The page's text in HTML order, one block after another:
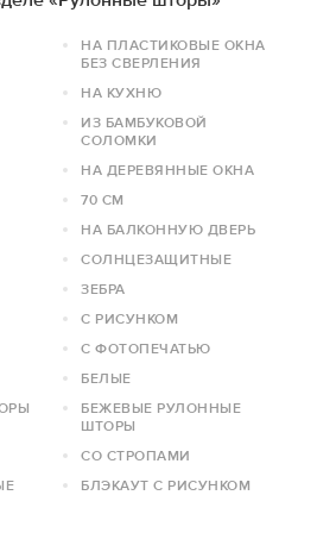
НА ПЛАСТИКОВЫЕ ОКНА
БЕЗ СВЕРЛЕНИЯ
НА КУХНЮ
ИЗ БАМБУКОВОЙ
СОЛОМКИ
НА ДЕРЕВЯННЫЕ ОКНА
70 СМ
НА БАЛКОННУЮ ДВЕРЬ
СОЛНЦЕЗАЩИТНЫЕ
ЗЕБРА
С РИСУНКОМ
С ФОТОПЕЧАТЬЮ
БЕЛЫЕ
БЕЖЕВЫЕ РУЛОННЫЕ
ШТОРЫ
СО СТРОПАМИ
БЛЭКАУТ С РИСУНКОМ